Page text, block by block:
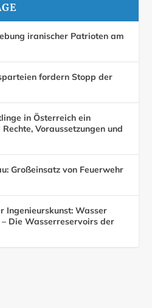
iranischer Patrioten am
fordern Stopp der
in Österreich ein
Voraussetzungen und
Großeinsatz von Feuerwehr
Ingenieurskunst: Wasser
Die Wasserreservoirs der